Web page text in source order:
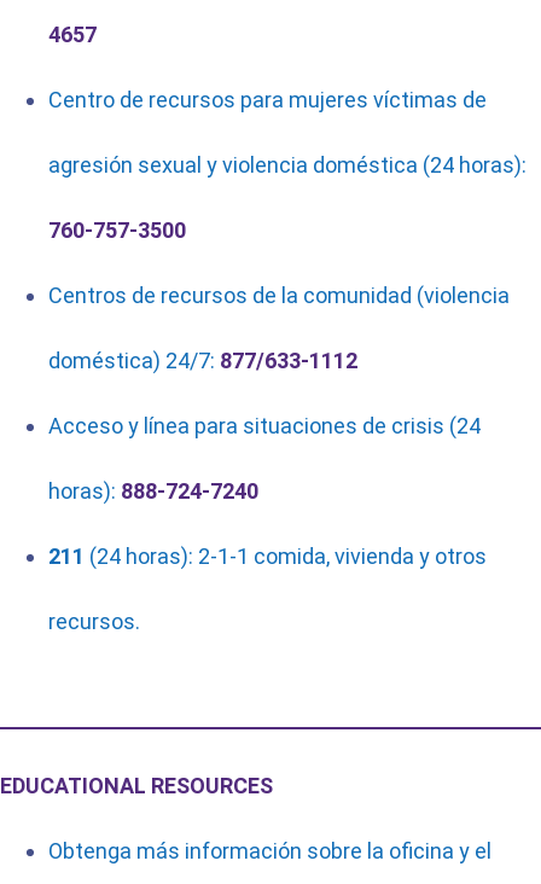
4657
Centro de recursos para mujeres víctimas de
agresión sexual y violencia doméstica (24 horas):
760-757-3500
Centros de recursos de la comunidad (violencia
doméstica) 24/7: 877/633-1112
Acceso y línea para situaciones de crisis (24
horas): 888-724-7240
211 (24 horas): 2-1-1 comida, vivienda y otros
recursos.
EDUCATIONAL RESOURCES
Obtenga más información sobre la oficina y el